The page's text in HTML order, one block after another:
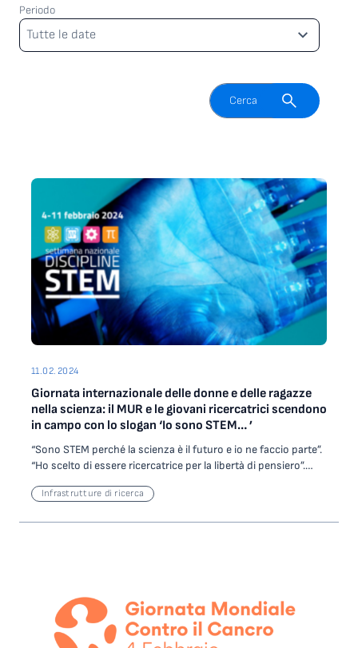
Periodo
Periodo
Tutte le date
Attiva il campo di ricerca
11.02.2024
Giornata internazionale delle donne e delle ragazze
nella scienza: il MUR e le giovani ricercatrici scendono
in campo con lo slogan ‘Io sono STEM… ’
“Sono STEM perché la scienza è il futuro e io ne faccio parte”.
“Ho scelto di essere ricercatrice per la libertà di pensiero”.
permette di essere libera e creativa”. “Io sono STEM per
di Ricerca italiani: Area Science Park; Agenzia spaziale italiana
(ASI); Consiglio Nazionale delle Ricerche (CNR);
Istituto italiano di studi germanici (IISG); Istituto nazionale di
Infrastrutture di ricerca